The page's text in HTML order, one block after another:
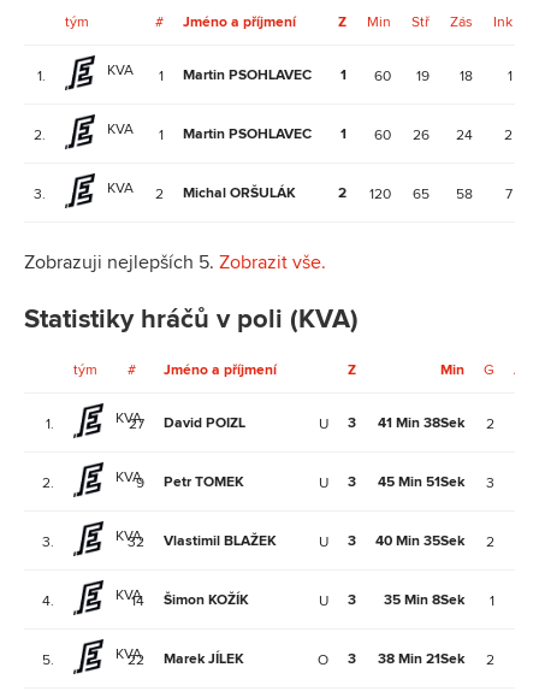
tým # Jméno a příjmení Z Min Stř Zás Ink
1. KVA 1 Martin PSOHLAVEC 1 60 19 18 1
2. KVA 1 Martin PSOHLAVEC 1 60 26 24 2
3. KVA 2 Michal ORŠULÁK 2 120 65 58 7
Zobrazuji nejlepších 5. Zobrazit vše.
Statistiky hráčů v poli (KVA)
tým # Jméno a příjmení Z Min G A
1. KVA
27 David POIZL U 3 41 Min 38Sek 2
2. KVA9 Petr TOMEK U 3 45 Min 51Sek 3
3. KVA
32 Vlastimil BLAŽEK U 3 40 Min 35Sek 2
4. KVA
14 Šimon KOŽÍK U 3 35 Min 8Sek 1
5. KVA
22 Marek JÍLEK O 3 38 Min 21Sek 2